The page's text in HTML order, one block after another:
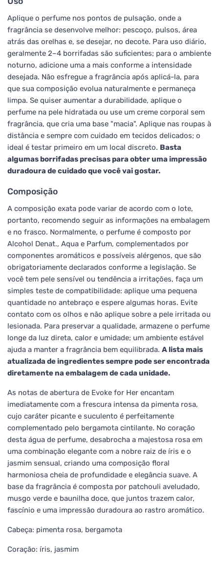
Aplique o perfume nos pontos de pulsação, onde a
fragrância se desenvolve melhor: pescoço, pulsos, área
atrás das orelhas e, se desejar, no decote. Para uso diário,
geralmente 2–4 borrifadas são suficientes; para o ambiente
noturno, adicione uma a mais conforme a intensidade
desejada. Não esfregue a fragrância após aplicá-la, para
que sua composição evolua naturalmente e permaneça
limpa. Se quiser aumentar a durabilidade, aplique o
perfume na pele hidratada ou use um creme corporal sem
fragrância, que cria uma base "macia". Aplique nas roupas à
distância e sempre com cuidado em tecidos delicados; o
ideal é testar primeiro em um local discreto. Basta
algumas borrifadas precisas para obter uma impressão
duradoura de cuidado que você vai gostar.
Composição
A composição exata pode variar de acordo com o lote,
portanto, recomendo seguir as informações na embalagem
e no frasco. Normalmente, o perfume é composto por
Alcohol Denat., Aqua e Parfum, complementados por
componentes aromáticos e possíveis alérgenos, que são
obrigatoriamente declarados conforme a legislação. Se
você tem pele sensível ou tendência a irritações, faça um
simples teste de compatibilidade: aplique uma pequena
quantidade no antebraço e espere algumas horas. Evite
contato com os olhos e não aplique sobre a pele irritada ou
lesionada. Para preservar a qualidade, armazene o perfume
longe da luz direta, calor e umidade; um ambiente estável
ajuda a manter a fragrância bem equilibrada. A lista mais
atualizada de ingredientes sempre pode ser encontrada
diretamente na embalagem de cada unidade.
As notas de abertura de Evoke for Her encantam
imediatamente com a frescura intensa da pimenta rosa,
cujo caráter picante e suculento é perfeitamente
complementado pelo bergamota cintilante. No coração
desta água de perfume, desabrocha a majestosa rosa em
uma combinação elegante com a nobre raiz de íris e o
jasmim sensual, criando uma composição floral
harmoniosa cheia de profundidade e elegância suave. A
base da fragrância é composta por patchouli aveludado,
musgo verde e baunilha doce, que juntos trazem calor,
fascínio e uma impressão duradoura ao rastro aromático.
Cabeça: pimenta rosa, bergamota
Coração: íris, jasmim